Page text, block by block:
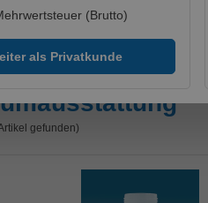
(Brutto)
als Privatkunde
gefunden)